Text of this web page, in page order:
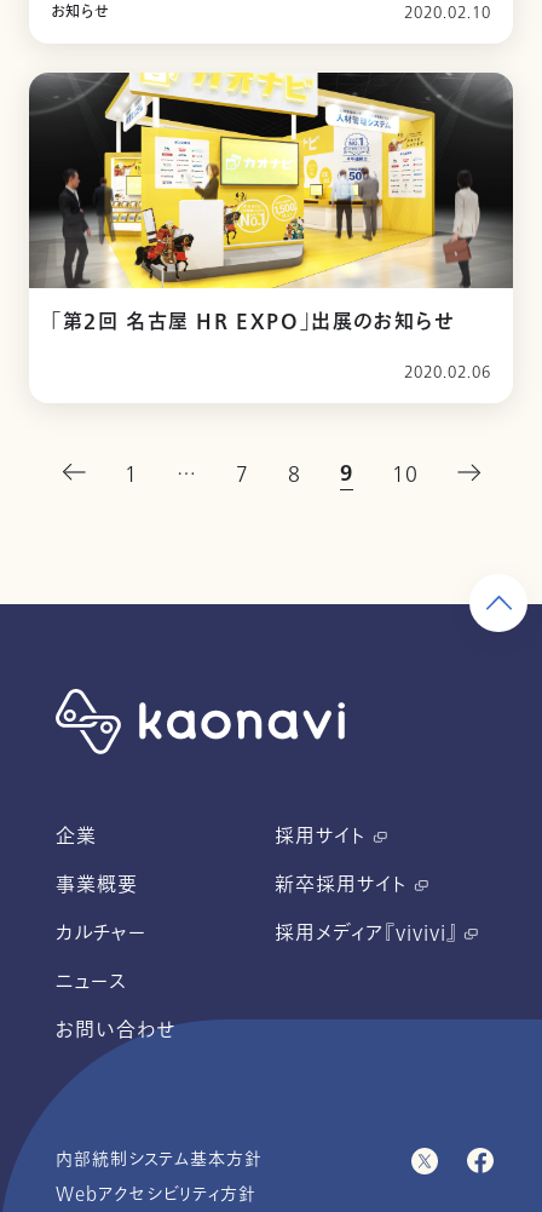
お知らせ 2020.02.10
「第2回 名古屋 HR EXPO」出展のお知らせ
2020.02.06
1 … 7 8 9 10
企業
事業概要
カルチャー
ニュース
お問い合わせ
採用サイト
新卒採用サイト
採用メディア『vivivi』
内部統制システム基本方針
Webアクセシビリティ方針